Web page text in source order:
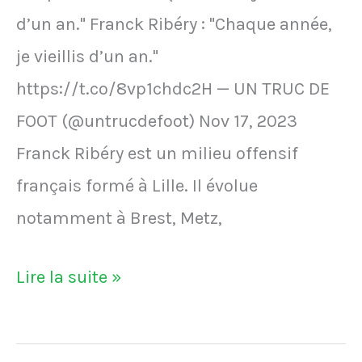
de
l'OM
Djibril
Cissé
et
Samir
Nasri
les
dans
d’un an." Franck Ribéry : "Chaque année,
je vieillis d’un an."
https://t.co/8vp1chdc2H — UN TRUC DE
FOOT (@untrucdefoot) Nov 17, 2023
Franck Ribéry est un milieu offensif
français formé à Lille. Il évolue
notamment à Brest, Metz,
Franck
:
Lire la suite »